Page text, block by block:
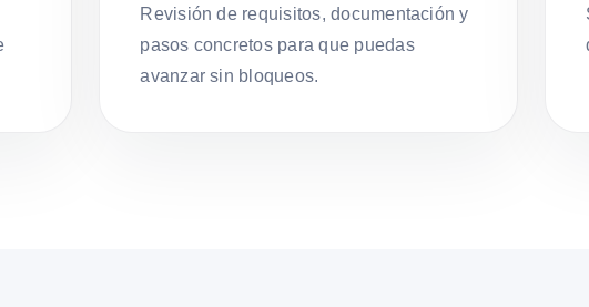
Revisión de requisitos, documentación y
pasos concretos para que puedas
avanzar sin bloqueos.